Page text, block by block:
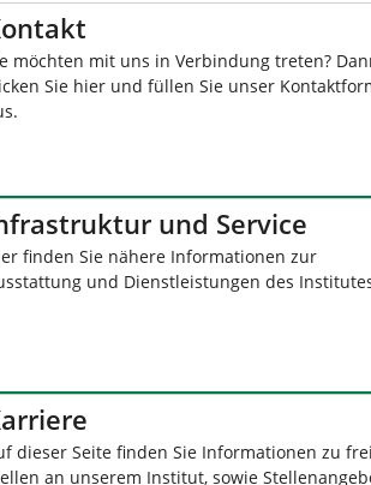
möchten mit uns in Verbindung treten?
Sie hier und füllen Sie unser
und Service
finden Sie nähere Informationen zur
und Dienstleistungen des
dieser Seite finden Sie Informationen zu
an unserem Institut, sowie